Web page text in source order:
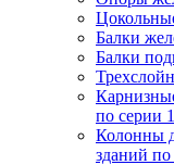
Балки
Балки
по серии
Колонны
зданий